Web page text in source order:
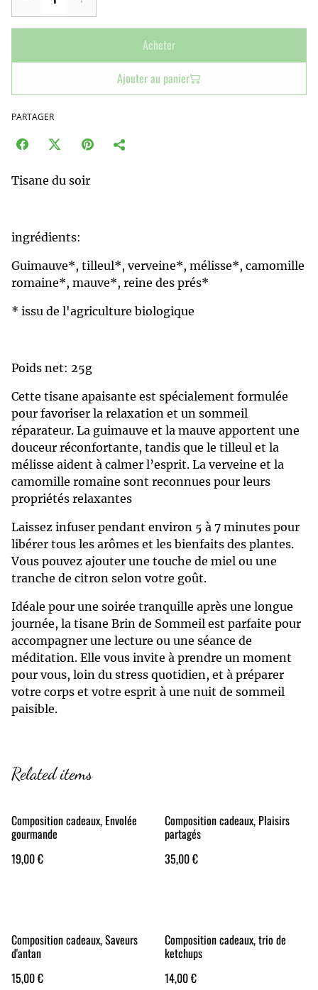
Acheter
Ajouter au panier
PARTAGER
Tisane du soir
ingrédients:
Guimauve*, tilleul*, verveine*, mélisse*, camomille
romaine*, mauve*, reine des prés*
* issu de l'agriculture biologique
Poids net: 25g
Cette tisane apaisante est spécialement formulée
pour favoriser la relaxation et un sommeil
réparateur. La guimauve et la mauve apportent une
douceur réconfortante, tandis que le tilleul et la
mélisse aident à calmer l’esprit. La verveine et la
camomille romaine sont reconnues pour leurs
propriétés relaxantes
Laissez infuser pendant environ 5 à 7 minutes pour
libérer tous les arômes et les bienfaits des plantes.
Vous pouvez ajouter une touche de miel ou une
tranche de citron selon votre goût.
Idéale pour une soirée tranquille après une longue
journée, la tisane Brin de Sommeil est parfaite pour
accompagner une lecture ou une séance de
méditation. Elle vous invite à prendre un moment
pour vous, loin du stress quotidien, et à préparer
votre corps et votre esprit à une nuit de sommeil
paisible.
Related items
Composition cadeaux, Envolée
gourmande
19,00 €
Composition cadeaux, Plaisirs
partagés
35,00 €
Composition cadeaux, Saveurs
d'antan
15,00 €
Composition cadeaux, trio de
ketchups
14,00 €